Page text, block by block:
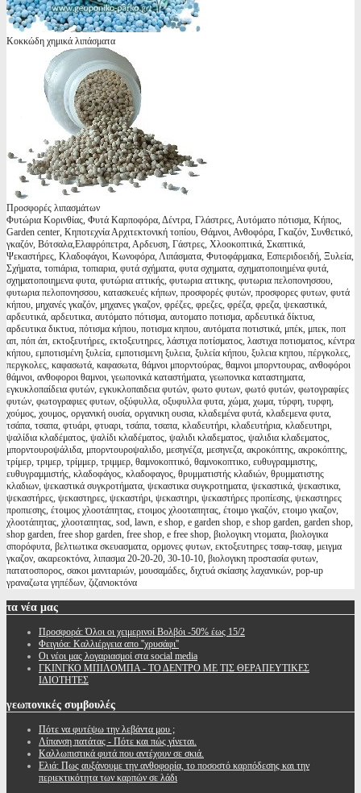
Κοκκώδη χημικά λιπάσματα
Προσφορές λιπασμάτων
Φυτώρια Κορινθίας, Φυτά Καρποφόρα, Δέντρα, Γλάστρες, Αυτόματο πότισμα, Κήπος,
Garden center, Κηποτεχνία Αρχιτεκτονική τοπίου, Θάμνοι, Ανθοφόρα, Γκαζόν, Συνθετικό,
γκαζόν, Βότσαλα,Ελαφρόπετρα, Αρδευση, Γάστρες, Χλοοκοπτικά, Σκαπτικά,
Ψεκαστήρες, Κλαδοφάγοι, Κωνοφόρα, Λιπάσματα, Φυτοφάρμακα, Εσπεριδοειδή, Ξυλεία,
Σχήματα, τοπιάρια, τοπιαρια, φυτά σχήματα, φυτα σχηματα, σχηματοποιημένα φυτά,
σχηματοποιημενα φυτα, φυτώρια αττικής, φυτωρια αττικης, φυτωρια πελοπονησσου,
φυτωρια πελοπονησσου, κατασκευές κήπων, προσφορές φυτών, προσφορες φυτων, φυτά
κήπου, μηχανές γκαζόν, μηχανες γκαζον, φρέζες, φρεζες, φρέζα, φρεζα, ψεκαστικά,
αρδευτικά, αρδευτικα, αυτόματο πότισμα, αυτοματο ποτισμα, αρδευτικά δίκτυα,
αρδευτικα δικτυα, πότισμα κήπου, ποτισμα κηπου, αυτόματα ποτιστικά, μπέκ, μπεκ, ποπ
απ, πόπ άπ, εκτοξευτήρες, εκτοξευτηρες, λάστιχα ποτίσματος, λαστιχα ποτισματος, κέντρα
κήπου, εμποτισμένη ξυλεία, εμποτισμενη ξυλεια, ξυλεία κήπου, ξυλεια κηπου, πέργκολες,
περγκολες, καφασωτά, καφασωτα, θάμνοι μπορντούρας, θαμνοι μπορντουρας, ανθοφόροι
θάμνοι, ανθοφοροι θαμνοι, γεωπονικά καταστήματα, γεωπονικα καταστηματα,
εγκυκλοπαίδεια φυτών, εγκυκλοπαιδεια φυτών, φωτο φυτων, φωτό φυτών, φωτογραφίες
φυτών, φωτογραφιες φυτων, οξύφυλλα, οξυφυλλα φυτα, χώμα, χωμα, τύρφη, τυρφη,
χούμος, χουμος, οργανική ουσία, οργανικη ουσια, κλαδεμένα φυτά, κλαδεμενα φυτα,
τσάπα, τσαπα, φτυάρι, φτυαρι, τσάπα, τσαπα, κλαδευτήρι, κλαδευτήρια, κλαδευτηρι,
ψαλίδια κλαδέματος, ψαλίδι κλαδέματος, ψαλιδι κλαδεματος, ψαλιδια κλαδεματος,
μπορντουροψάλιδα, μπορντουροψαλιδο, μεσηνέζα, μεσηνεζα, ακροκόπτης, ακροκόπτης,
τρίμερ, τριμερ, τρίμμερ, τριμμερ, θαμνοκοπτικό, θαμνοκοπτικο, ευθυγραμμιστης,
ευθυγραμμιστής, κλαδοφάγος, κλαδοφαγος, θρυμματιστής κλαδιών, θρυμματιστης
κλαδιων, ψεκαστικά συγκροτήματα, ψεκαστικα συγκροτηματα, ψεκαστικά, ψεκαστικα,
ψεκαστήρες, ψεκαστηρες, ψεκαστήρι, ψεκαστηρι, ψεκαστήρες προπίεσης, ψεκαστηρες
προπιεσης, έτοιμος χλοοτάπητας, ετοιμος χλοοταπητας, έτοιμο γκαζόν, ετοιμο γκαζον,
χλοοτάπητας, χλοοταπητας, sod, lawn, e shop, e garden shop, e shop garden, garden shop,
shop garden, free shop garden, free shop, e free shop, βιολογικη ντοματα, βιολογικα
σπορόφυτα, βελτιωτικα σκευασματα, ορμονες φυτων, εκτοξευτηρες τσαφ-τσαφ, μειγμα
γκαζον, ακαρεοκτόνα, λιπασμα 20-20-20, 30-10-10, βιολογικη προστασία φυτων,
πατατοσπορος, σακοι μανιταριών, μουσαμάδες, διχτυά σκίασης λαχανικών, pop-up
γραναζωτα γηπέδων, ζιζανιοκτόνα
τα νέα μας
Προσφορά: Όλοι οι χειμερινοί Βολβόι -50% έως 15/2
Φειγιόα: Καλλιέργεια απο ''χρυσάφι''
Oι νέοι μας λογαριασμοί στα social media
ΓΚΙΝΓΚΟ ΜΠΙΛΟΜΠΑ - ΤΟ ΔΕΝΤΡΟ ΜΕ ΤΙΣ ΘΕΡΑΠΕΥΤΙΚΕΣ
ΙΔΙΟΤΗΤΕΣ
γεωπονικές συμβουλές
Πότε να φυτέψω την λεβάντα μου ;
Λίπανση πατάτας - Πότε και πώς γίνεται.
Καλλωπιστικά φυτά που αντέχουν σε σκιά.
Ελιά: Πως αυξάνουμε την ανθοφορία, το ποσοστό καρπόδεσης και την
περιεκτικότητα των καρπών σε λάδι